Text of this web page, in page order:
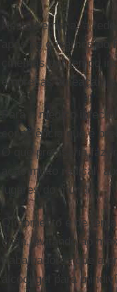
Nesta semana, a rede
após os governos do
cinemas por tempo
empresas ameaçam
Para o médico
consciência que é
O que precisaria
ação muito radical,
lugares do mundo.
O momento é de
casa, evitando ao
trabalhadores que a
álcool gel para o